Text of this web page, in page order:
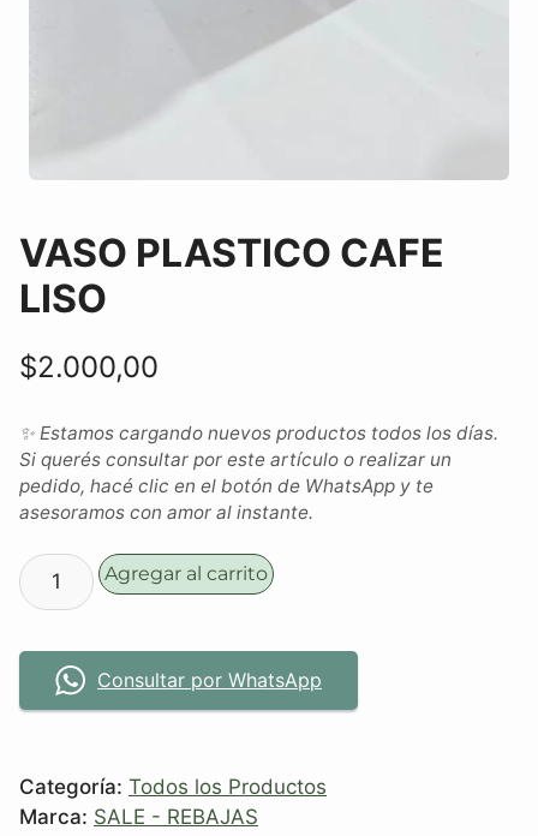
VASO PLASTICO CAFE
LISO
$2.000,00
✨ Estamos cargando nuevos productos todos los días.
Si querés consultar por este artículo o realizar un
pedido, hacé clic en el botón de WhatsApp y te
asesoramos con amor al instante.
Agregar al carrito
Consultar por WhatsApp
Categoría: Todos los Productos
Marca: SALE - REBAJAS